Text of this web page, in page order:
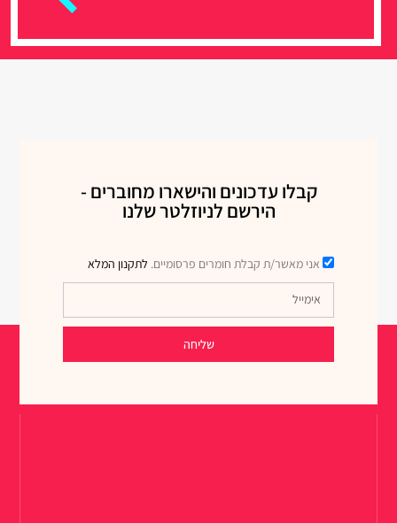
קבלו עדכונים והישארו מחוברים -
הירשם לניוזלטר שלנו
אני מאשר/ת קבלת חומרים פרסומיים. לתקנון המלא
שליחה